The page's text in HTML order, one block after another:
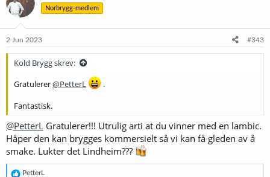
n
e
Norbrygg-medlem
2 Jun 2023 #343
Kold Brygg skrev:
Gratulerer@PetterL
.
Fantastisk.
@PetterL Gratulerer!!! Utrulig arti at du vinner med en lambic.
Håper den kan brygges kommersielt så vi kan få gleden av å
smake. Lukter det Lindheim???
R
PetterL